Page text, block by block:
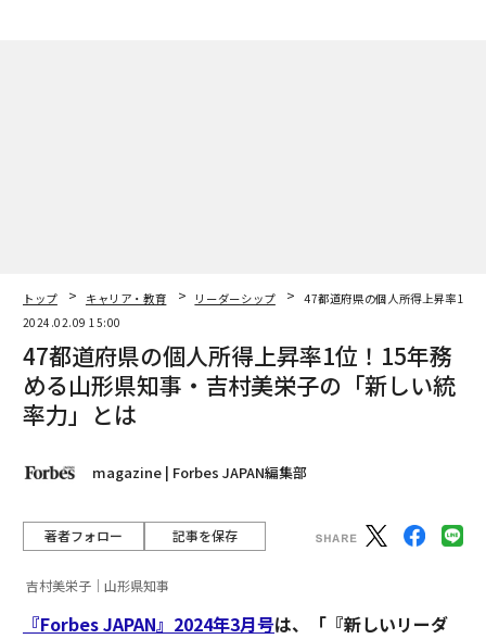
トップ キャリア・教育 リーダーシップ
47都道府県の個人所得上昇率1位
2024.02.09 15:00
47都道府県の個人所得上昇率1位！15年務
める山形県知事・吉村美栄子の「新しい統
率力」とは
magazine | Forbes JAPAN編集部
著者フォロー 記事を保存
吉村美栄子｜山形県知事
『Forbes JAPAN』2024年3月号は、「『新しいリーダ